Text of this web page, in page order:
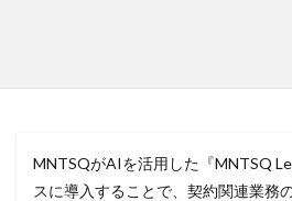
MNTSQがAIを活用した『MNTSQ
スに導入することで、契約関連業務